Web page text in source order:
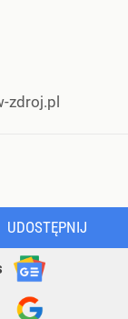
zdroj.pl
UDOSTĘPNIJ